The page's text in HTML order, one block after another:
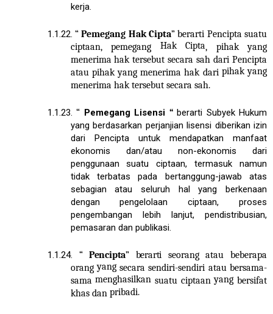
kerja.
1.1.22.“Pemegang Hak Cipta” berarti Pencipta suatu
ciptaan, pemegang Hak Cipta, pihak yang
menerima hak tersebut secara sah dari Pencipta
atau pihak yang menerima hak dari pihak yang
menerima hak tersebut secara sah.
1.1.23.“ Pemegang Lisensi “ berarti Subyek Hukum
yang berdasarkan perjanjian lisensi diberikan izin
dari Pencipta untuk mendapatkan manfaat
ekonomis dan/atau non-ekonomis dari
penggunaan suatu ciptaan, termasuk namun
tidak terbatas pada bertanggung-jawab atas
sebagian atau seluruh hal yang berkenaan
dengan pengelolaan ciptaan, proses
pengembangan lebih lanjut, pendistribusian,
pemasaran dan publikasi.
1.1.24. “ Pencipta” berarti seorang atau beberapa
orangyangsecara sendiri-sendiri atau bersama-
samamenghasilkan suatu ciptaanyangbersifat
khas dan pribadi.